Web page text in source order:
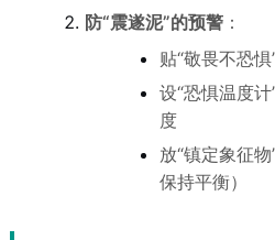
防“震遂泥”的预警：
贴“敬畏不恐惧
设“恐惧温度
度
放“镇定象征
保持平衡）